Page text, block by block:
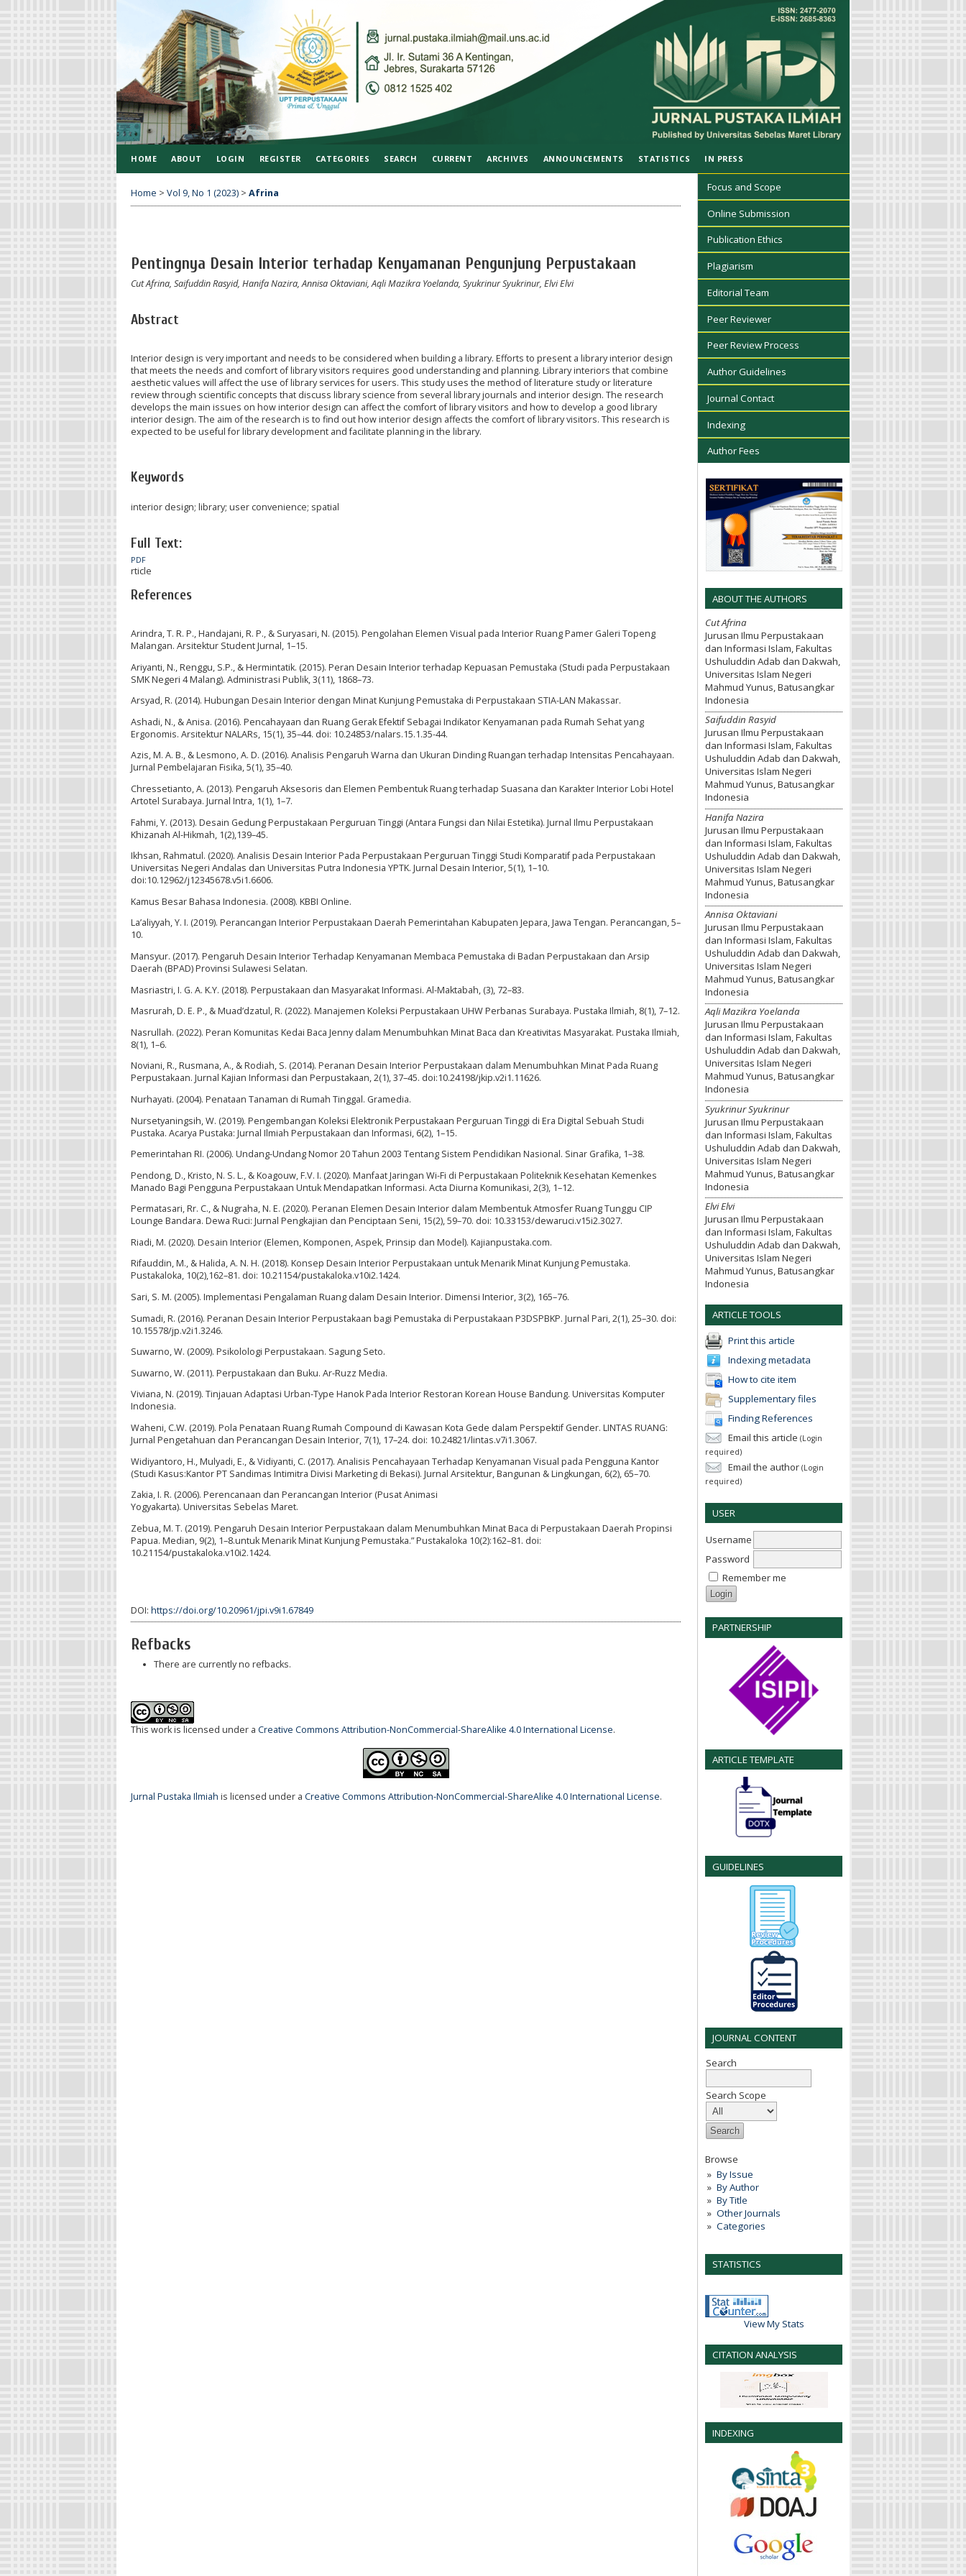
Focus and Scope
Online Submission
Publication Ethics
Plagiarism
Editorial Team
Peer Reviewer
Peer Review Process
Author Guidelines
Journal Contact
Indexing
Author Fees
ABOUT THE AUTHORS
Cut Afrina
Jurusan Ilmu Perpustakaan
dan Informasi Islam, Fakultas
Ushuluddin Adab dan Dakwah,
Universitas Islam Negeri
Mahmud Yunus, Batusangkar
Indonesia
Saifuddin Rasyid
Jurusan Ilmu Perpustakaan
dan Informasi Islam, Fakultas
Ushuluddin Adab dan Dakwah,
Universitas Islam Negeri
Mahmud Yunus, Batusangkar
Indonesia
Hanifa Nazira
Jurusan Ilmu Perpustakaan
dan Informasi Islam, Fakultas
Ushuluddin Adab dan Dakwah,
Universitas Islam Negeri
Mahmud Yunus, Batusangkar
Indonesia
Annisa Oktaviani
Jurusan Ilmu Perpustakaan
dan Informasi Islam, Fakultas
Ushuluddin Adab dan Dakwah,
Universitas Islam Negeri
Mahmud Yunus, Batusangkar
Indonesia
Aqli Mazikra Yoelanda
Jurusan Ilmu Perpustakaan
dan Informasi Islam, Fakultas
Ushuluddin Adab dan Dakwah,
Universitas Islam Negeri
Mahmud Yunus, Batusangkar
Indonesia
Syukrinur Syukrinur
Jurusan Ilmu Perpustakaan
dan Informasi Islam, Fakultas
Ushuluddin Adab dan Dakwah,
Universitas Islam Negeri
Mahmud Yunus, Batusangkar
Indonesia
Elvi Elvi
Jurusan Ilmu Perpustakaan
dan Informasi Islam, Fakultas
Ushuluddin Adab dan Dakwah,
Universitas Islam Negeri
Mahmud Yunus, Batusangkar
Indonesia
ARTICLE TOOLS
Print this article
Indexing metadata
How to cite item
Supplementary files
Finding References
Email this article (Login
required)
Email the author (Login
required)
USER
Username
Password
Remember me
PARTNERSHIP
ARTICLE TEMPLATE
GUIDELINES
JOURNAL CONTENT
Search
Search Scope
Browse
By Issue
By Author
By Title
Other Journals
Categories
STATISTICS
View My Stats
CITATION ANALYSIS
INDEXING
HOME ABOUT LOGIN REGISTER CATEGORIES SEARCH CURRENT ARCHIVES ANNOUNCEMENTS STATISTICS IN PRESS
Home > Vol 9, No 1 (2023) > Afrina
Pentingnya Desain Interior terhadap Kenyamanan Pengunjung Perpustakaan
Cut Afrina, Saifuddin Rasyid, Hanifa Nazira, Annisa Oktaviani, Aqli Mazikra Yoelanda, Syukrinur Syukrinur, Elvi Elvi
Abstract
Interior design is very important and needs to be considered when building a library. Efforts to present a library interior design
that meets the needs and comfort of library visitors requires good understanding and planning. Library interiors that combine
aesthetic values will affect the use of library services for users. This study uses the method of literature study or literature
review through scientific concepts that discuss library science from several library journals and interior design. The research
develops the main issues on how interior design can affect the comfort of library visitors and how to develop a good library
interior design. The aim of the research is to find out how interior design affects the comfort of library visitors. This research is
expected to be useful for library development and facilitate planning in the library.
Keywords
interior design; library; user convenience; spatial
Full Text:
PDF
rticle
References
Arindra, T. R. P., Handajani, R. P., & Suryasari, N. (2015). Pengolahan Elemen Visual pada Interior Ruang Pamer Galeri Topeng
Malangan. Arsitektur Student Jurnal, 1–15.
Ariyanti, N., Renggu, S.P., & Hermintatik. (2015). Peran Desain Interior terhadap Kepuasan Pemustaka (Studi pada Perpustakaan
SMK Negeri 4 Malang). Administrasi Publik, 3(11), 1868–73.
Arsyad, R. (2014). Hubungan Desain Interior dengan Minat Kunjung Pemustaka di Perpustakaan STIA-LAN Makassar.
Ashadi, N., & Anisa. (2016). Pencahayaan dan Ruang Gerak Efektif Sebagai Indikator Kenyamanan pada Rumah Sehat yang
Ergonomis. Arsitektur NALARs, 15(1), 35–44. doi: 10.24853/nalars.15.1.35-44.
Azis, M. A. B., & Lesmono, A. D. (2016). Analisis Pengaruh Warna dan Ukuran Dinding Ruangan terhadap Intensitas Pencahayaan.
Jurnal Pembelajaran Fisika, 5(1), 35–40.
Chressetianto, A. (2013). Pengaruh Aksesoris dan Elemen Pembentuk Ruang terhadap Suasana dan Karakter Interior Lobi Hotel
Artotel Surabaya. Jurnal Intra, 1(1), 1–7.
Fahmi, Y. (2013). Desain Gedung Perpustakaan Perguruan Tinggi (Antara Fungsi dan Nilai Estetika). Jurnal Ilmu Perpustakaan
Khizanah Al-Hikmah, 1(2),139–45.
Ikhsan, Rahmatul. (2020). Analisis Desain Interior Pada Perpustakaan Perguruan Tinggi Studi Komparatif pada Perpustakaan
Universitas Negeri Andalas dan Universitas Putra Indonesia YPTK. Jurnal Desain Interior, 5(1), 1–10.
doi:10.12962/j12345678.v5i1.6606.
Kamus Besar Bahasa Indonesia. (2008). KBBI Online.
La’aliyyah, Y. I. (2019). Perancangan Interior Perpustakaan Daerah Pemerintahan Kabupaten Jepara, Jawa Tengan. Perancangan, 5–
10.
Mansyur. (2017). Pengaruh Desain Interior Terhadap Kenyamanan Membaca Pemustaka di Badan Perpustakaan dan Arsip
Daerah (BPAD) Provinsi Sulawesi Selatan.
Masriastri, I. G. A. K.Y. (2018). Perpustakaan dan Masyarakat Informasi. Al-Maktabah, (3), 72–83.
Masrurah, D. E. P., & Muad’dzatul, R. (2022). Manajemen Koleksi Perpustakaan UHW Perbanas Surabaya. Pustaka Ilmiah, 8(1), 7–12.
Nasrullah. (2022). Peran Komunitas Kedai Baca Jenny dalam Menumbuhkan Minat Baca dan Kreativitas Masyarakat. Pustaka Ilmiah,
8(1), 1–6.
Noviani, R., Rusmana, A., & Rodiah, S. (2014). Peranan Desain Interior Perpustakaan dalam Menumbuhkan Minat Pada Ruang
Perpustakaan. Jurnal Kajian Informasi dan Perpustakaan, 2(1), 37–45. doi:10.24198/jkip.v2i1.11626.
Nurhayati. (2004). Penataan Tanaman di Rumah Tinggal. Gramedia.
Nursetyaningsih, W. (2019). Pengembangan Koleksi Elektronik Perpustakaan Perguruan Tinggi di Era Digital Sebuah Studi
Pustaka. Acarya Pustaka: Jurnal Ilmiah Perpustakaan dan Informasi, 6(2), 1–15.
Pemerintahan RI. (2006). Undang-Undang Nomor 20 Tahun 2003 Tentang Sistem Pendidikan Nasional. Sinar Grafika, 1–38.
Pendong, D., Kristo, N. S. L., & Koagouw, F.V. I. (2020). Manfaat Jaringan Wi-Fi di Perpustakaan Politeknik Kesehatan Kemenkes
Manado Bagi Pengguna Perpustakaan Untuk Mendapatkan Informasi. Acta Diurna Komunikasi, 2(3), 1–12.
Permatasari, Rr. C., & Nugraha, N. E. (2020). Peranan Elemen Desain Interior dalam Membentuk Atmosfer Ruang Tunggu CIP
Lounge Bandara. Dewa Ruci: Jurnal Pengkajian dan Penciptaan Seni, 15(2), 59–70. doi: 10.33153/dewaruci.v15i2.3027.
Riadi, M. (2020). Desain Interior (Elemen, Komponen, Aspek, Prinsip dan Model). Kajianpustaka.com.
Rifauddin, M., & Halida, A. N. H. (2018). Konsep Desain Interior Perpustakaan untuk Menarik Minat Kunjung Pemustaka.
Pustakaloka, 10(2),162–81. doi: 10.21154/pustakaloka.v10i2.1424.
Sari, S. M. (2005). Implementasi Pengalaman Ruang dalam Desain Interior. Dimensi Interior, 3(2), 165–76.
Sumadi, R. (2016). Peranan Desain Interior Perpustakaan bagi Pemustaka di Perpustakaan P3DSPBKP. Jurnal Pari, 2(1), 25–30. doi:
10.15578/jp.v2i1.3246.
Suwarno, W. (2009). Psikolologi Perpustakaan. Sagung Seto.
Suwarno, W. (2011). Perpustakaan dan Buku. Ar-Ruzz Media.
Viviana, N. (2019). Tinjauan Adaptasi Urban-Type Hanok Pada Interior Restoran Korean House Bandung. Universitas Komputer
Indonesia.
Waheni, C.W. (2019). Pola Penataan Ruang Rumah Compound di Kawasan Kota Gede dalam Perspektif Gender. LINTAS RUANG:
Jurnal Pengetahuan dan Perancangan Desain Interior, 7(1), 17–24. doi: 10.24821/lintas.v7i1.3067.
Widiyantoro, H., Mulyadi, E., & Vidiyanti, C. (2017). Analisis Pencahayaan Terhadap Kenyamanan Visual pada Pengguna Kantor
(Studi Kasus:Kantor PT Sandimas Intimitra Divisi Marketing di Bekasi). Jurnal Arsitektur, Bangunan & Lingkungan, 6(2), 65–70.
Zakia, I. R. (2006). Perencanaan dan Perancangan Interior (Pusat Animasi
Yogyakarta). Universitas Sebelas Maret.
Zebua, M. T. (2019). Pengaruh Desain Interior Perpustakaan dalam Menumbuhkan Minat Baca di Perpustakaan Daerah Propinsi
Papua. Median, 9(2), 1–8.untuk Menarik Minat Kunjung Pemustaka.” Pustakaloka 10(2):162–81. doi:
10.21154/pustakaloka.v10i2.1424.
DOI: https://doi.org/10.20961/jpi.v9i1.67849
Refbacks
There are currently no refbacks.
This work is licensed under a Creative Commons Attribution-NonCommercial-ShareAlike 4.0 International License.
Jurnal Pustaka Ilmiah is licensed under a Creative Commons Attribution-NonCommercial-ShareAlike 4.0 International License.